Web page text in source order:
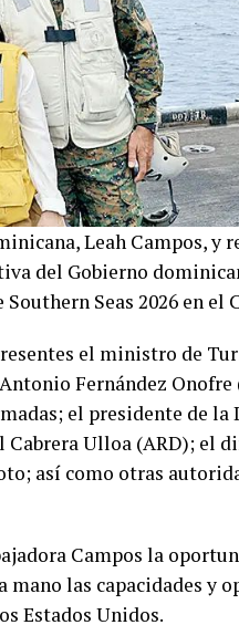
Leah Campos, y
del Gobierno
Seas 2026 en el
el ministro de
Fernández Onofre
el presidente de
Ulloa (ARD); el
así como otras
Campos la
las capacidades y
Estados Unidos.